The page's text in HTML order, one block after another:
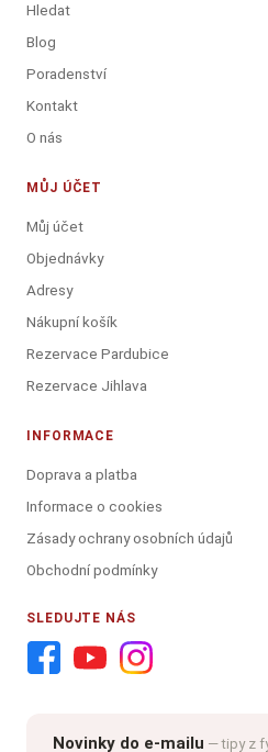
Hledat
Blog
Poradenství
Kontakt
O nás
MŮJ ÚČET
Můj účet
Objednávky
Adresy
Nákupní košík
Rezervace Pardubice
Rezervace Jihlava
INFORMACE
Doprava a platba
Informace o cookies
Zásady ochrany osobních údajů
Obchodní podmínky
SLEDUJTE NÁS
Novinky do e-mailu — tipy z